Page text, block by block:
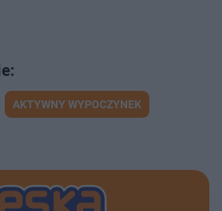
AKTYWNY WYPOCZYNEK